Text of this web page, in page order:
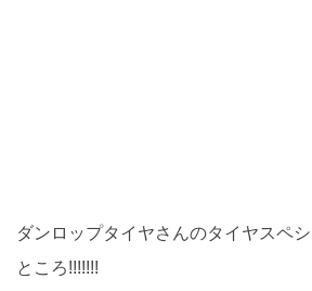
ダンロップタイヤさんのタイヤスペ
ところ!!!!!!!